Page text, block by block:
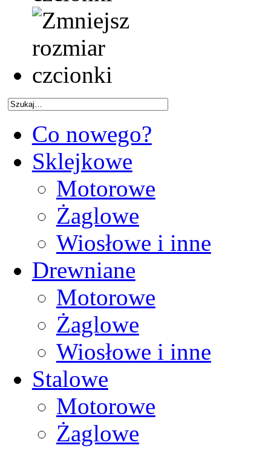
Co nowego?
Sklejkowe
Motorowe
Żaglowe
Wiosłowe i inne
Drewniane
Motorowe
Żaglowe
Wiosłowe i inne
Stalowe
Motorowe
Żaglowe